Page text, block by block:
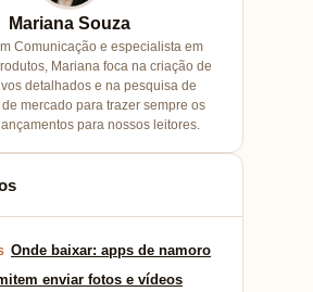
Mariana Souza
Comunicação e especialista em
Mariana foca na criação de
detalhados e na pesquisa de
mercado para trazer sempre os
para nossos leitores.
Onde baixar: apps de namoro
enviar fotos e vídeos